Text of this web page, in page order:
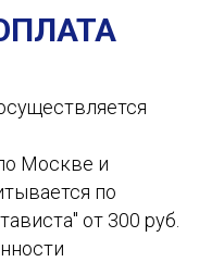
Москве и
по
от 300 руб.